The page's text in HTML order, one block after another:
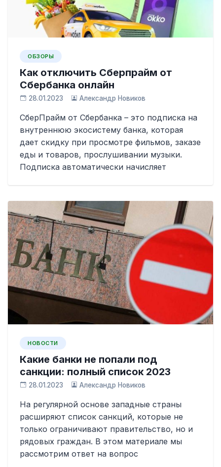
ОБЗОРЫ
Как отключить Сберпрайм от
Сбербанка онлайн
28.01.2023 Александр Новиков
СберПрайм от Сбербанка – это подписка на
внутреннюю экосистему банка, которая
дает скидку при просмотре фильмов, заказе
еды и товаров, прослушивании музыки.
Подписка автоматически начисляет
НОВОСТИ
Какие банки не попали под
санкции: полный список 2023
28.01.2023 Александр Новиков
На регулярной основе западные страны
расширяют список санкций, которые не
только ограничивают правительство, но и
рядовых граждан. В этом материале мы
рассмотрим ответ на вопрос